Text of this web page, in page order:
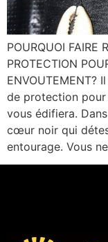
POURQUOI FAIRE
PROTECTION
ENVOUTEMENT?
de protection
vous édifiera.
cœur noir qui
entourage. Vous